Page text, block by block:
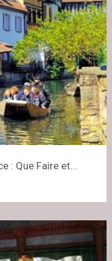
: Que Faire et...